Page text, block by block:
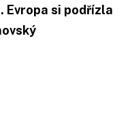
si podřízla